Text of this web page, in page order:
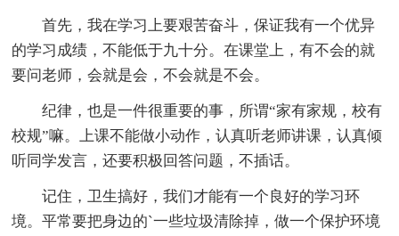
首先，我在学习上要艰苦奋斗，保证我有一个优异
的学习成绩，不能低于九十分。在课堂上，有不会的就
要问老师，会就是会，不会就是不会。
纪律，也是一件很重要的事，所谓“家有家规，校有
校规”嘛。上课不能做小动作，认真听老师讲课，认真倾
听同学发言，还要积极回答问题，不插话。
记住，卫生搞好，我们才能有一个良好的学习环
境。平常要把身边的`一些垃圾清除掉，做一个保护环境